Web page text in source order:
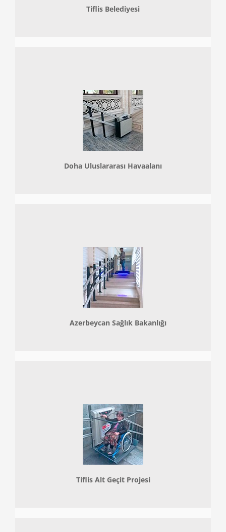
Tiflis Belediyesi
Doha Uluslararası Havaalanı
Azerbeycan Sağlık Bakanlığı
Tiflis Alt Geçit Projesi